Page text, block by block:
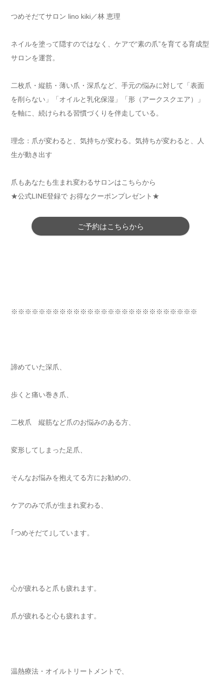
つめそだてサロン lino kiki／林 恵理
ネイルを塗って隠すのではなく、ケアで“素の爪”を育てる育成型
サロンを運営。
二枚爪・縦筋・薄い爪・深爪など、手元の悩みに対して「表面
を削らない」「オイルと乳化保湿」「形（アークスクエア）」
を軸に、続けられる習慣づくりを伴走している。
理念：爪が変わると、気持ちが変わる。気持ちが変わると、人
生が動き出す
爪もあなたも生まれ変わるサロンはこちらから⁡
★公式LINE登録で お得なクーポンプレゼント★
ご予約はこちらから
※※※※※※※※※※※※※※※※※※※※※※※※※※※⁡
諦めていた深爪、 ⁡⁡⁡⁡
歩くと痛い巻き爪、 ⁡⁡⁡⁡
二枚爪 縦筋など爪のお悩みのある方⁡⁡⁡⁡、
変形してしまった足爪、 ⁡⁡⁡⁡
そんなお悩みを抱えてる方にお勧めの⁡、
ケアのみで爪が生まれ変わる⁡、
｢つめそだて｣しています。⁡
心が疲れると爪も疲れます⁡。
爪が疲れると心も疲れます。⁡
温熱療法・オイルトリートメントで⁡、